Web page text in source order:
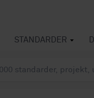
STANDARDER